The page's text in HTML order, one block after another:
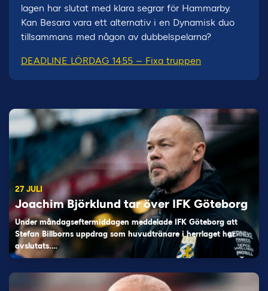
lagen har slutat med klara segrar för Hammarby.
Kan Besara vara ett alternativ i en Dynamisk duo
tillsammans med någon av dubbelspelarna?
DEADLINE LÖRDAG 14.55 – Fixa truppen
27 JULI
Joachim Björklund tar över IFK Göteborg
Under måndagseftermiddagen meddelade IFK Göteborg att
Stefan Billborns uppdrag som huvudtränare i herrlaget har
avslutats.…